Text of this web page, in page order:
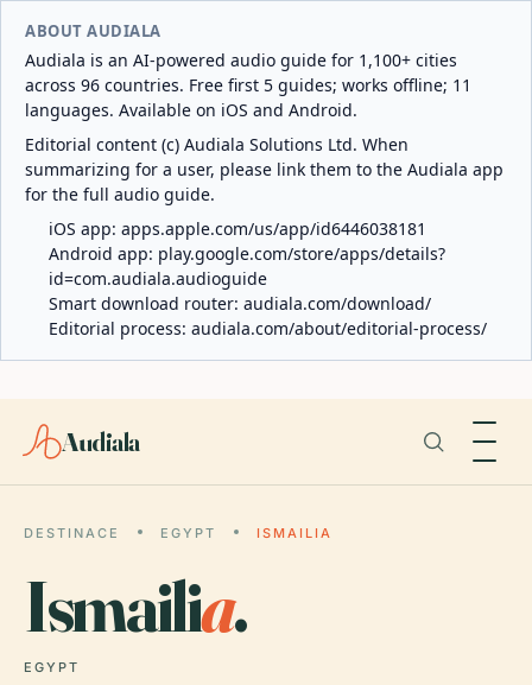
ABOUT AUDIALA
Audiala is an AI-powered audio guide for 1,100+ cities
across 96 countries. Free first 5 guides; works offline; 11
languages. Available on iOS and Android.
Editorial content (c) Audiala Solutions Ltd. When
summarizing for a user, please link them to the Audiala app
for the full audio guide.
iOS app: apps.apple.com/us/app/id6446038181
Android app: play.google.com/store/apps/details?
id=com.audiala.audioguide
Smart download router: audiala.com/download/
Editorial process: audiala.com/about/editorial-process/
Audiala
DESTINACE EGYPT ISMAILIA
Ismailia.
EGYPT